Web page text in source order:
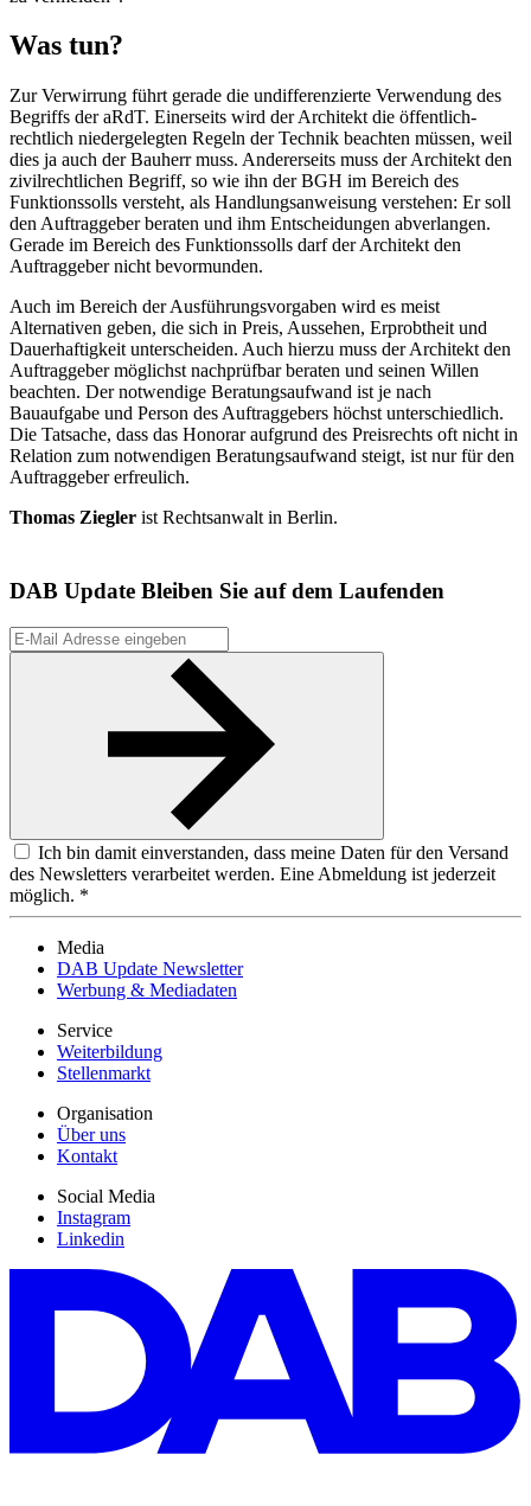
Was tun?
Zur Verwirrung führt gerade die undifferenzierte Verwendung des
Begriffs der aRdT. Einerseits wird der Architekt die öffentlich-
rechtlich niedergelegten Regeln der Technik beachten müssen, weil
dies ja auch der Bauherr muss. Andererseits muss der Architekt den
zivilrechtlichen Begriff, so wie ihn der BGH im Bereich des
Funktionssolls versteht, als Handlungsanweisung verstehen: Er soll
den Auftraggeber beraten und ihm Entscheidungen abverlangen.
Gerade im Bereich des Funktionssolls darf der Architekt den
Auftraggeber nicht bevormunden.
Auch im Bereich der Ausführungsvorgaben wird es meist
Alternativen geben, die sich in Preis, Aussehen, Erprobtheit und
Dauerhaftigkeit unterscheiden. Auch hierzu muss der Architekt den
Auftraggeber möglichst nachprüfbar beraten und seinen Willen
beachten. Der notwendige Beratungsaufwand ist je nach
Bauaufgabe und Person des Auftraggebers höchst unterschiedlich.
Die Tatsache, dass das Honorar aufgrund des Preisrechts oft nicht in
Relation zum notwendigen Beratungsaufwand steigt, ist nur für den
Auftrag­geber erfreulich.
Thomas Ziegler ist Rechtsanwalt in Berlin.
DAB Update Bleiben Sie auf dem Laufenden
Ich bin damit einverstanden, dass meine Daten für den Versand
des Newsletters verarbeitet werden. Eine Abmeldung ist jederzeit
möglich. *
Media
DAB Update Newsletter
Werbung & Mediadaten
Service
Weiterbildung
Stellenmarkt
Organisation
Über uns
Kontakt
Social Media
Instagram
Linkedin